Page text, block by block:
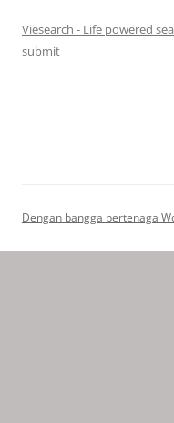
Viesearch - Life powered
submit
Dengan bangga bertenaga